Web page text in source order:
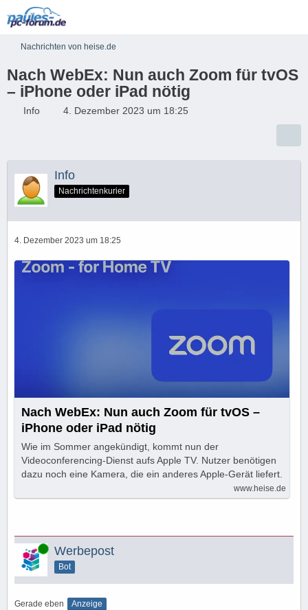
Nachrichten von heise.de
Nach WebEx: Nun auch Zoom für tvOS
– iPhone oder iPad nötig
Info 4. Dezember 2023 um 18:25
Info
Nachrichtenkurier
4. Dezember 2023 um 18:25
Nach WebEx: Nun auch Zoom für tvOS –
iPhone oder iPad nötig
Wie im Sommer angekündigt, kommt nun der
Videoconferencing-Dienst aufs Apple TV. Nutzer benötigen
dazu noch eine Kamera, die ein anderes Apple-Gerät liefert.
www.heise.de
Online Werbepost
Bot
Gerade eben Anzeige